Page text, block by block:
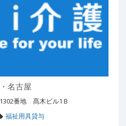
名古屋
番地 髙木ビル1Ｂ
福祉用具貸与